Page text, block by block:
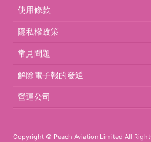
使用條款
隱私權政策
常見問題
解除電子報的發送
營運公司
Copyright © Peach Aviation Limited All